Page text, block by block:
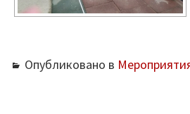
Опубликовано в